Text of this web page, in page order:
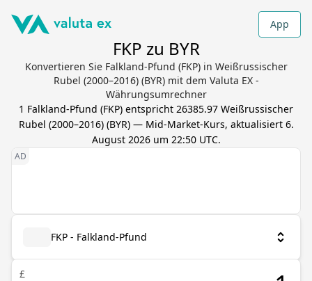
App
FKP zu BYR
Konvertieren Sie Falkland-Pfund (FKP) in Weißrussischer
Rubel (2000–2016) (BYR) mit dem Valuta EX -
Währungsumrechner
1 Falkland-Pfund (FKP) entspricht 26385.97 Weißrussischer
Rubel (2000–2016)(BYR) — Mid-Market-Kurs, aktualisiert 6.
August 2026 um 22:50 UTC.
FKP - Falkland-Pfund
£